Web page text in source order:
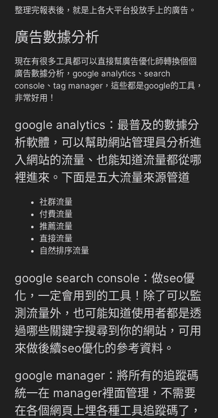
整理完報表後，就是上各大平台投放手上的廣告。
廣告數據分析
現在有很多工具都可以直接幫廣告優化師轉換個個
廣告數據分析，google analytics、search
console、tag manager，這些都是google的工具，
非常好用！
google analytics：最普及的數據分
析軟體，可以幫助網站管理員分析進
入網站的流量、也能知道流量都從哪
裡進來。下面是五大流量來源管道
社群流量
付費流量
推薦流量
直接流量
自然排序流量
google search console：做seo優
化，一定會用到的工具！除了可以監
測流量外，也可能知道使用者都是透
過哪些關鍵字搜尋到你的網站，可用
來做後續seo優化的參考資料。
google manager：將所有的追蹤碼
統一在 manager裡面管理，不需要
在各個網頁上埋各種工具追蹤碼了，